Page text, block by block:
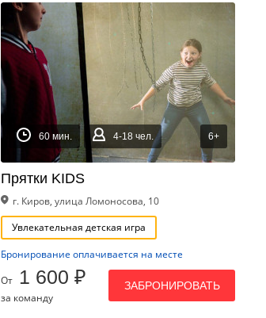
60 мин. 4-18 чел. 6+
Прятки KIDS
г. Киров, улица Ломоносова, 10
Увлекательная детская игра
Бронирование оплачивается на месте
От 1 600 ₽
за команду
ЗАБРОНИРОВАТЬ